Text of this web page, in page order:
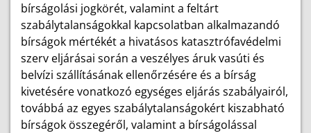
bírságolási jogkörét, valamint a feltárt
szabálytalanságokkal kapcsolatban alkalmazandó
bírságok mértékét a hivatásos katasztrófavédelmi
szerv eljárásai során a veszélyes áruk vasúti és
belvízi szállításának ellenőrzésére és a bírság
kivetésére vonatkozó egységes eljárás szabályairól,
továbbá az egyes szabálytalanságokért kiszabható
bírságok összegéről, valamint a bírságolással